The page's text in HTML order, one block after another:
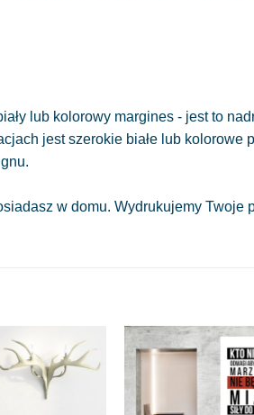
lub kolorowy margines - jest to
jest szerokie białe lub kolorowe
w domu. Wydrukujemy